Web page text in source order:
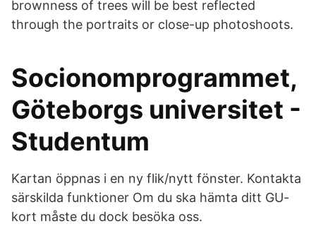
brownness of trees will be best reflected
through the portraits or close-up photoshoots.
Socionomprogrammet,
Göteborgs universitet -
Studentum
Kartan öppnas i en ny flik/nytt fönster. Kontakta
särskilda funktioner Om du ska hämta ditt GU-
kort måste du dock besöka oss.